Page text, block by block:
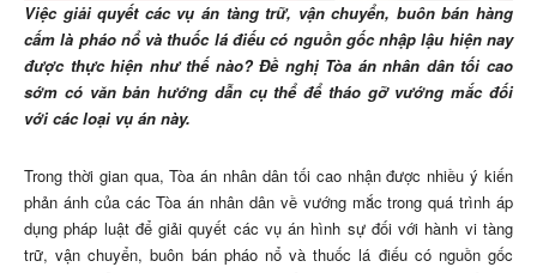
Việc giải quyết các vụ án tàng trữ, vận chuyển, buôn bán hàng
cấm là pháo nổ và thuốc lá điếu có nguồn gốc nhập lậu hiện nay
được thực hiện như thế nào? Đề nghị Tòa án nhân dân tối cao
sớm có văn bản hướng dẫn cụ thể để tháo gỡ vướng mắc đối
với các loại vụ án này.
Trong thời gian qua, Tòa án nhân dân tối cao nhận được nhiều ý kiến
phản ánh của các Tòa án nhân dân về vướng mắc trong quá trình áp
dụng pháp luật để giải quyết các vụ án hình sự đối với hành vi tàng
trữ, vận chuyển, buôn bán pháo nổ và thuốc lá điếu có nguồn gốc